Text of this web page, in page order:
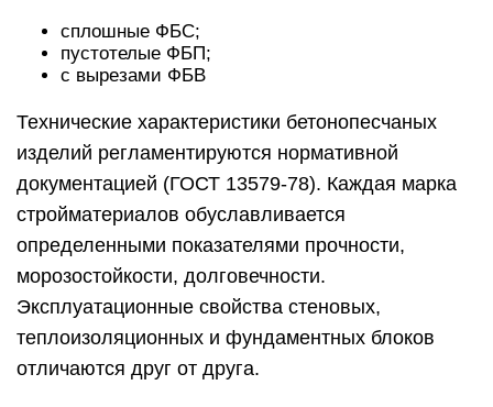
сплошные ФБС;
пустотелые ФБП;
с вырезами ФБВ
Технические характеристики бетонопесчаных
изделий регламентируются нормативной
документацией (ГОСТ 13579-78). Каждая марка
стройматериалов обуславливается
определенными показателями прочности,
морозостойкости, долговечности.
Эксплуатационные свойства стеновых,
теплоизоляционных и фундаментных блоков
отличаются друг от друга.